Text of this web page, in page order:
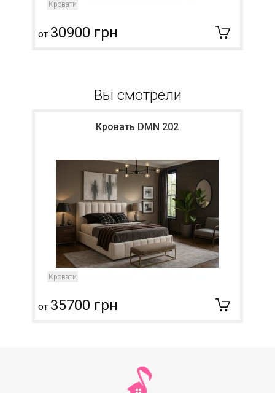
Кровати
от 30900 грн
Вы смотрели
Кровать DMN 202
Кровати
от 35700 грн